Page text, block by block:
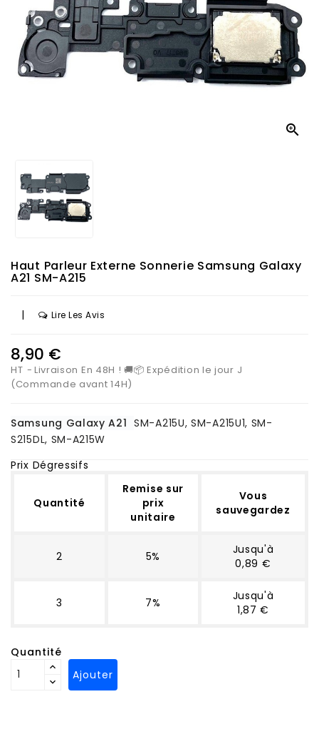

Haut Parleur Externe Sonnerie Samsung Galaxy
A21 SM-A215
| Lire Les Avis
8,90 €
HT
Livraison En 48H ! 🚚📦 Expédition le jour J
(Commande avant 14H)
Samsung Galaxy A21 SM-A215U, SM-A215U1, SM-
S215DL, SM-A215W
Prix Dégressifs
Quantité
Remise sur
prix
unitaire
Vous
sauvegardez
2 5%
Jusqu'à
0,89 €
3 7%
Jusqu'à
1,87 €
Quantité
Ajouter